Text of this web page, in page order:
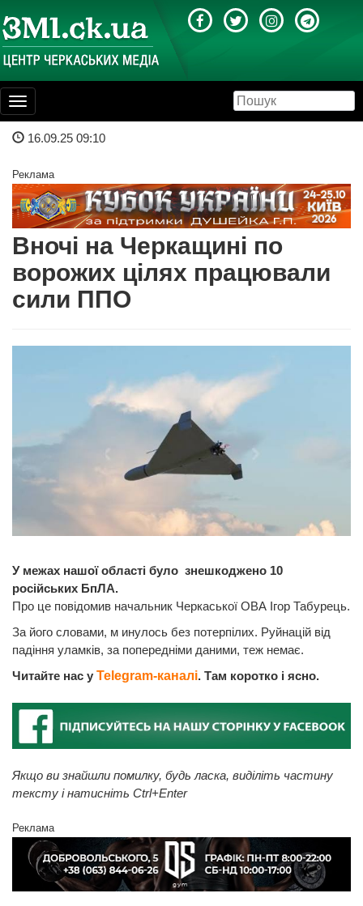
Toggle
navigation
16.09.25 09:10
Реклама
Вночі на Черкащині по
ворожих цілях працювали
сили ППО
У межах нашої області було знешкоджено 10
російських БпЛА.
Про це повідомив начальник Черкаської ОВА Ігор Табурець.
За його словами, м инулось без потерпілих. Руйнацій від
падіння уламків, за попередніми даними, теж немає.
Читайте нас у Telegram-каналі. Там коротко і ясно.
Якщо ви знайшли помилку, будь ласка, виділіть частину
тексту і натисніть Ctrl+Enter
Реклама